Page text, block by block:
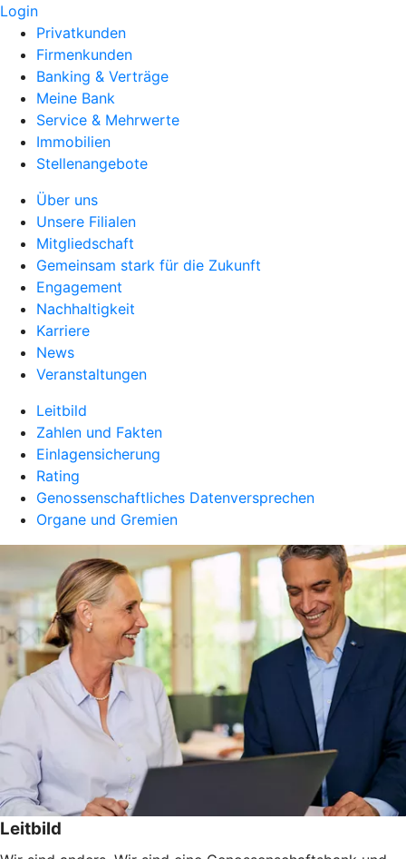
Login
Privatkunden
Firmenkunden
Banking & Verträge
Meine Bank
Service & Mehrwerte
Immobilien
Stellenangebote
Über uns
Unsere Filialen
Mitgliedschaft
Gemeinsam stark für die Zukunft
Engagement
Nachhaltigkeit
Karriere
News
Veranstaltungen
Leitbild
Zahlen und Fakten
Einlagensicherung
Rating
Genossenschaftliches Datenversprechen
Organe und Gremien
Leitbild